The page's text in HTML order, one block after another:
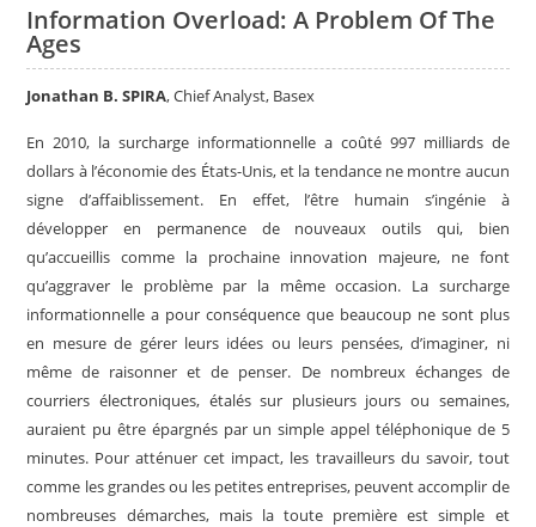
Information Overload: A Problem Of The
Ages
Jonathan B. SPIRA, Chief Analyst, Basex
En 2010, la surcharge informationnelle a coûté 997 milliards de
dollars à l’économie des États-Unis, et la tendance ne montre aucun
signe d’affaiblissement. En effet, l’être humain s’ingénie à
développer en permanence de nouveaux outils qui, bien
qu’accueillis comme la prochaine innovation majeure, ne font
qu’aggraver le problème par la même occasion. La surcharge
informationnelle a pour conséquence que beaucoup ne sont plus
en mesure de gérer leurs idées ou leurs pensées, d’imaginer, ni
même de raisonner et de penser. De nombreux échanges de
courriers électroniques, étalés sur plusieurs jours ou semaines,
auraient pu être épargnés par un simple appel téléphonique de 5
minutes. Pour atténuer cet impact, les travailleurs du savoir, tout
comme les grandes ou les petites entreprises, peuvent accomplir de
nombreuses démarches, mais la toute première est simple et